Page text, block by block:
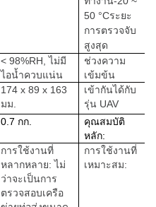
50 °Cระยะ
การตรวจจับ
สูงสุด
< 98%RH, ไม่มี
ไอน้ำควบแน่น
ช่วงความ
เข้มข้น
174 x 89 x 163
มม.
เข้ากันได้กับ
รุ่น UAV
0.7 กก.
คุณสมบัติ
หลัก:
การใช้งานที่
หลากหลาย: ไม่
ว่าจะเป็นการ
ตรวจสอบเครือ
การใช้งานที่
เหมาะสม: